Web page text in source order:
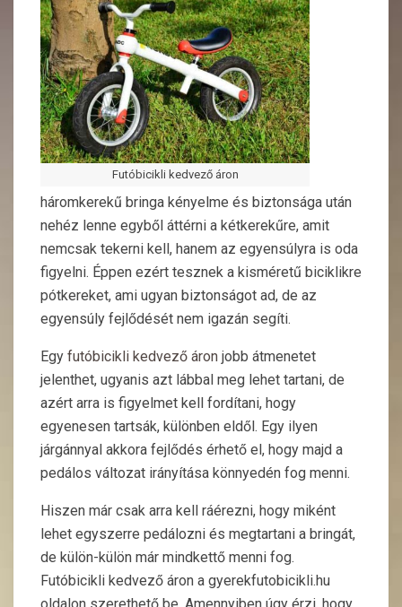
Futóbicikli kedvező áron
háromkerekű bringa kényelme és biztonsága után
nehéz lenne egyből áttérni a kétkerekűre, amit
nemcsak tekerni kell, hanem az egyensúlyra is oda
figyelni. Éppen ezért tesznek a kisméretű biciklikre
pótkereket, ami ugyan biztonságot ad, de az
egyensúly fejlődését nem igazán segíti.
Egy futóbicikli kedvező áron jobb átmenetet
jelenthet, ugyanis azt lábbal meg lehet tartani, de
azért arra is figyelmet kell fordítani, hogy
egyenesen tartsák, különben eldől. Egy ilyen
járgánnyal akkora fejlődés érhető el, hogy majd a
pedálos változat irányítása könnyedén fog menni.
Hiszen már csak arra kell ráérezni, hogy miként
lehet egyszerre pedálozni és megtartani a bringát,
de külön-külön már mindkettő menni fog.
Futóbicikli kedvező áron a gyerekfutobicikli.hu
oldalon szerethető be. Amennyiben úgy érzi, hogy